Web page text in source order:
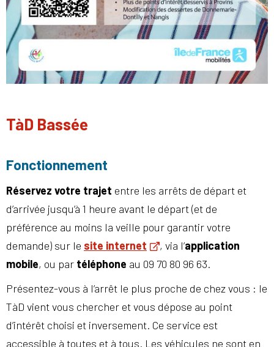
TàD Bassée
Fonctionnement
Réservez votre trajet entre les arrêts de départ et
d’arrivée jusqu’à 1 heure avant le départ (et de
préférence au moins la veille pour garantir votre
demande) sur le site internet , via l’application
mobile, ou par téléphone au 09 70 80 96 63.
Présentez-vous à l’arrêt le plus proche de chez vous : le
TàD vient vous chercher et vous dépose au point
d’intérêt choisi et inversement. Ce service est
accessible à toutes et à tous. Les véhicules ne sont en